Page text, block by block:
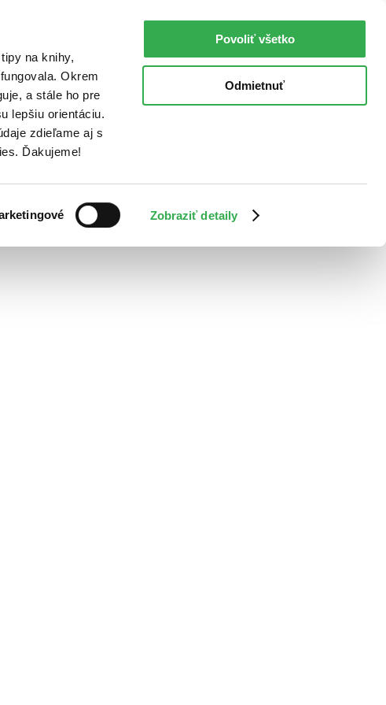
na knihy,
Okrem
a stále ho pre
lepšiu orientáciu.
zdieľame aj s
Ďakujeme!
Zobraziť detaily
Povoliť všetko
Odmietnuť